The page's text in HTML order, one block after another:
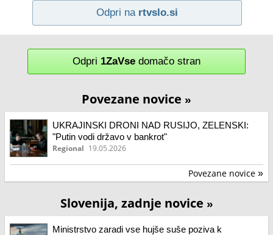
Odpri na rtvslo.si
Odpri 1ZaVse domačo stran
Povezane novice »
UKRAJINSKI DRONI NAD RUSIJO, ZELENSKI:
"Putin vodi državo v bankrot"
Regional 19.05.2026
Povezane novice »
Slovenija, zadnje novice »
Ministrstvo zaradi vse hujše suše poziva k